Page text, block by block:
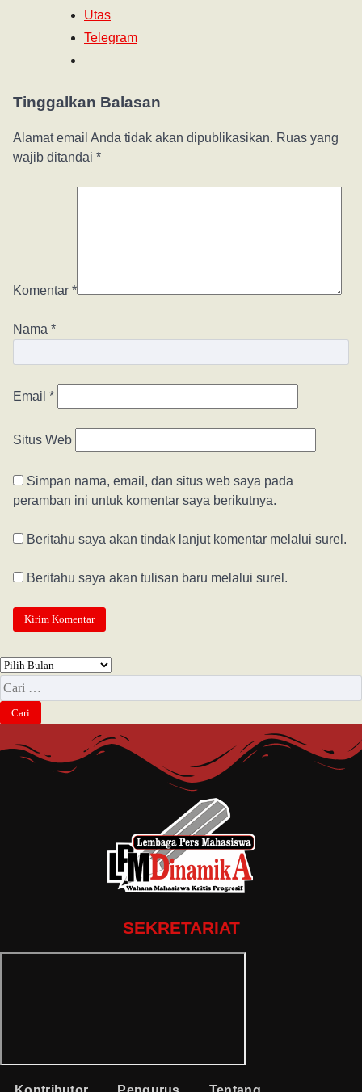
Utas
Telegram
Tinggalkan Balasan
Alamat email Anda tidak akan dipublikasikan. Ruas yang
wajib ditandai *
Komentar *
Nama *
Email *
Situs Web
Simpan nama, email, dan situs web saya pada
peramban ini untuk komentar saya berikutnya.
Beritahu saya akan tindak lanjut komentar melalui surel.
Beritahu saya akan tulisan baru melalui surel.
SEKRETARIAT